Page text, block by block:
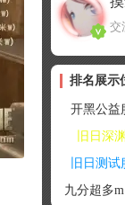
交
排名展示
开黑公益
旧日深渊
旧日测试